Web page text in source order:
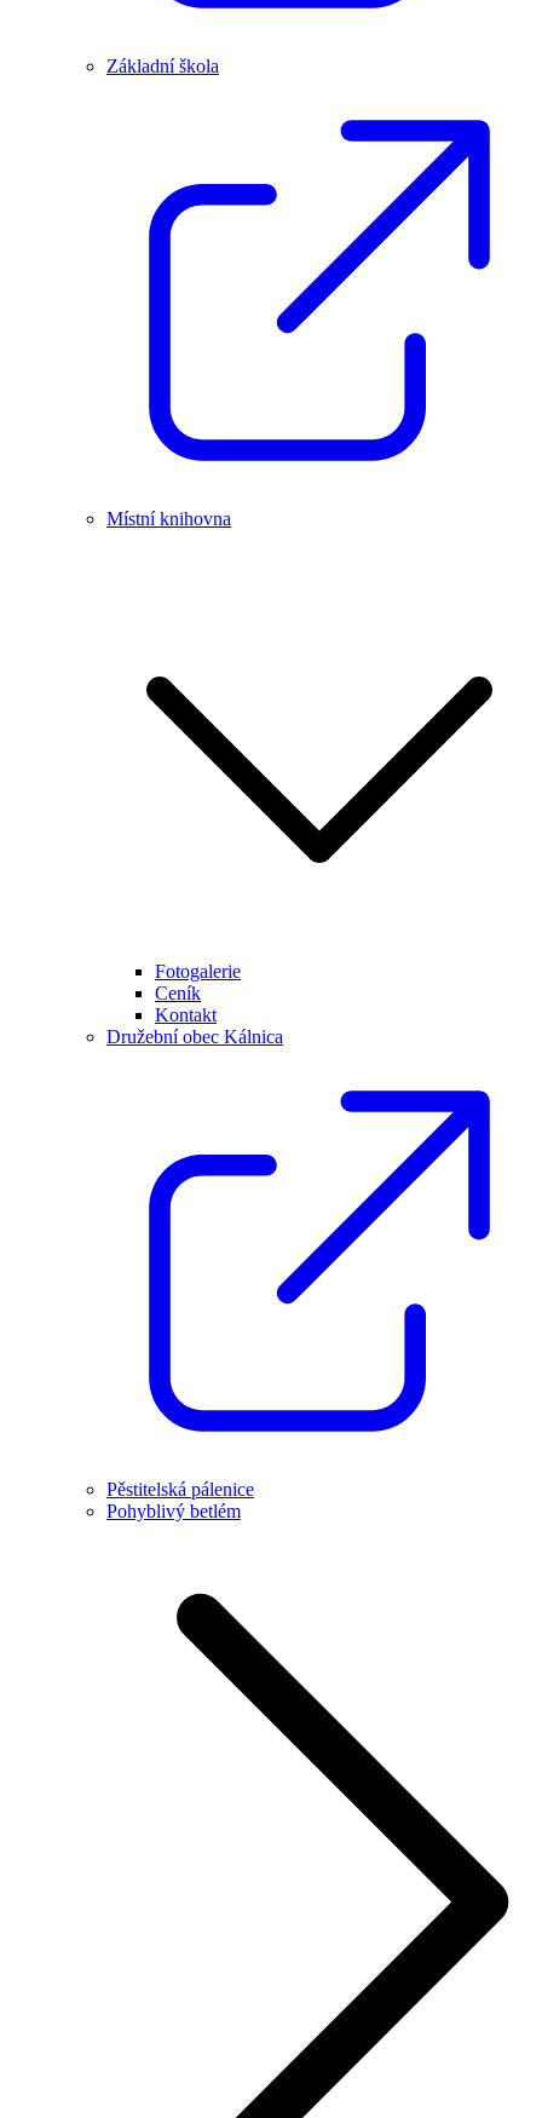
Základní škola
Místní knihovna
Fotogalerie
Ceník
Kontakt
Družební obec Kálnica
Pěstitelská pálenice
Pohyblivý betlém